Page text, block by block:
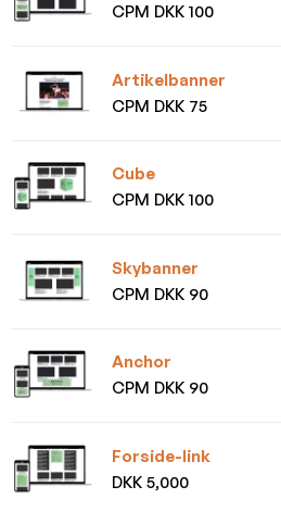
CPM DKK 100
Artikelbanner
CPM DKK 75
Cube
CPM DKK 100
Skybanner
CPM DKK 90
Anchor
CPM DKK 90
Forside-link
DKK 5,000